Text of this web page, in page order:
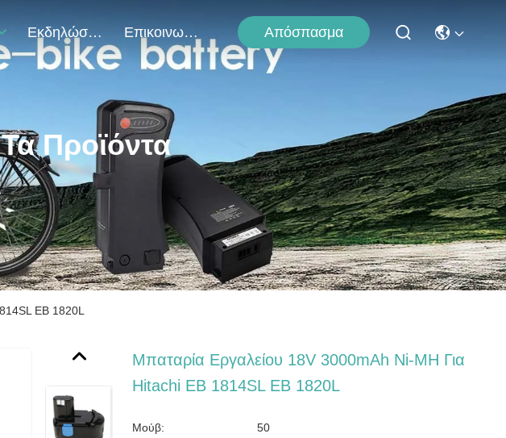
Εκδηλώσεις Επικοινωνήστε Μαζί Μας Απόσπασμα
Προϊόντα
EB 1820L
Μπαταρία Εργαλείου 18V 3000mAh Ni-MH Για
Hitachi EB 1814SL EB 1820L
Μούβ: 50